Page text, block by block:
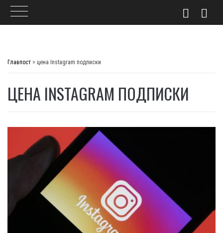
Главпост > цена Instagram подписки
ЦЕНА INSTAGRAM ПОДПИСКИ